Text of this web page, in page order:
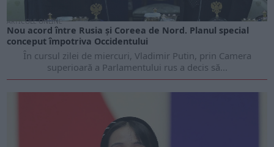
ARTICOLE ONLINE
Nou acord între Rusia și Coreea de Nord. Planul special
conceput împotriva Occidentului
În cursul zilei de miercuri, Vladimir Putin, prin Camera
superioară a Parlamentului rus a decis să...